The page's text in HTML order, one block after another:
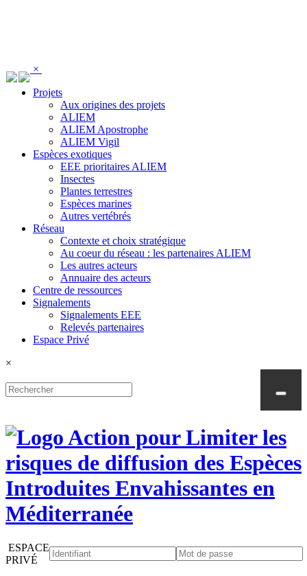
×
Projets
Aux origines des projets
ALIEM
ALIEM Apostrophe
ALIEM Vigil
Espèces exotiques
EEE prioritaires ALIEM
Insectes
Plantes terrestres
Espèces marines
Autres vertébrés
Réseau
Contexte et choix stratégique
Au coeur du réseau : les partenaires ALIEM
Les autres acteurs
Annuaire des acteurs
Centre de ressources
Signalements
Signalements EEE
Relevés partenaires
Espace Privé
×
ESPACE
PRIVÉ